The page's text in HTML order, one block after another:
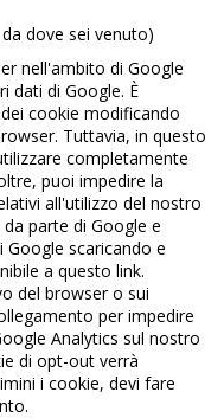
dove sei venuto)
nell'ambito di Google
dati di Google. È
cookie modificando
Tuttavia, in questo
completamente
puoi impedire la
all'utilizzo del nostro
parte di Google e
scaricando e
a questo link.
del browser o sui
per impedire
Analytics sul nostro
di opt-out verrà
i cookie, devi fare